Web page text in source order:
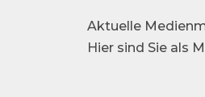
Aktuelle
Hier sind Sie als